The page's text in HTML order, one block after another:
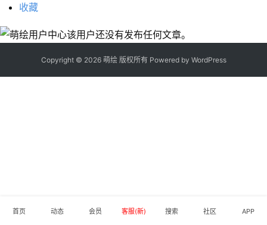
例
素
材
萌
收藏
该用户还没有发布任何文章。
Copyright © 2026 萌绘 版权所有 Powered by WordPress
首页 动态 会员 客服(新) 搜索 社区 APP